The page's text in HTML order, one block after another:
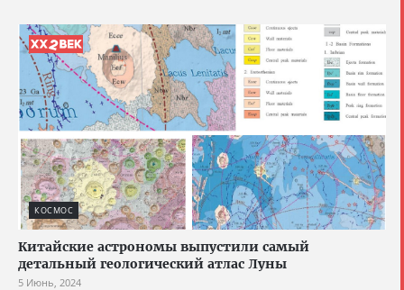
КОСМОС
Китайские астрономы выпустили самый
детальный геологический атлас Луны
5 Июнь, 2024